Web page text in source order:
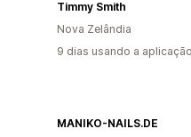
Timmy Smith
Nova Zelândia
9 dias usando a aplicação
MANIKO-NAILS.DE